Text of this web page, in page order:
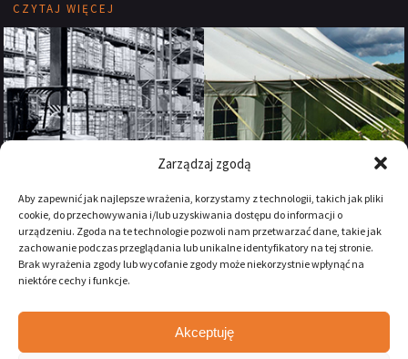
Zarządzaj zgodą
Aby zapewnić jak najlepsze wrażenia, korzystamy z technologii, takich jak pliki
cookie, do przechowywania i/lub uzyskiwania dostępu do informacji o
urządzeniu. Zgoda na te technologie pozwoli nam przetwarzać dane, takie jak
zachowanie podczas przeglądania lub unikalne identyfikatory na tej stronie.
Brak wyrażenia zgody lub wycofanie zgody może niekorzystnie wpłynąć na
niektóre cechy i funkcje.
Akceptuję
CZYTAJ WIĘCEJ